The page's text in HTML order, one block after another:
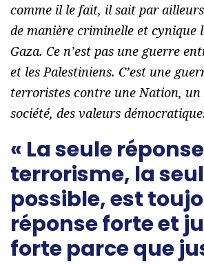
comme il le fait, il sait par
de manière criminelle et cynique
Gaza. Ce n’est pas une guerre
et les Palestiniens. C’est une
terroristes contre une Nation, un
société, des valeurs
« La seule
terrorisme, la
possible, est
réponse forte et
forte parce que